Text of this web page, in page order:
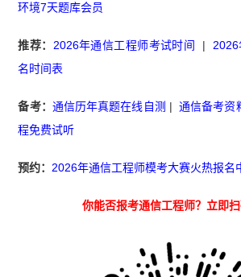
环境7天题库会员
推荐： 2026年通信工程师考试时间 | 2026
名时间表
备考： 通信历年真题在线自测 |通信备考资
程免费试听
预约： 2026年通信工程师模考大赛火热报名
你能否报考通信工程师？立即